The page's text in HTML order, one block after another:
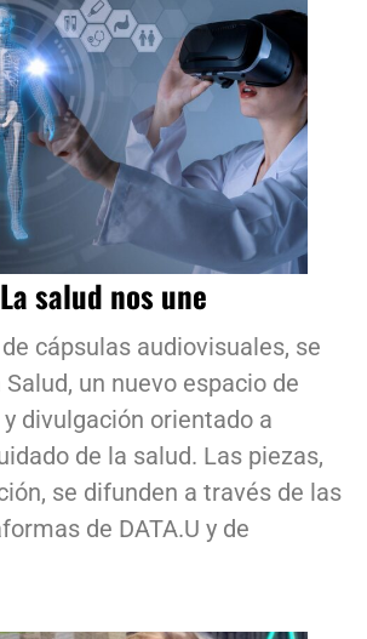
salud nos une
cápsulas audiovisuales, se
un nuevo espacio de
divulgación orientado a
de la salud. Las piezas,
se difunden a través de las
de DATA.U y de